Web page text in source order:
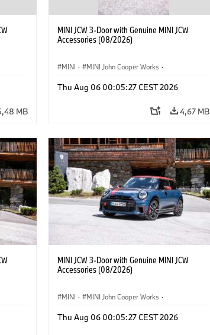
MB
MINI JCW 3-Door with Genuine MINI JCW
Accessories (08/2026)
MINI · MINI John Cooper Works ·
Doplňky na přání, příslušenství
Thu Aug 06 00:05:27 CEST 2026
4,67 MB
MINI JCW 3-Door with Genuine MINI JCW
Accessories (08/2026)
MINI · MINI John Cooper Works ·
Doplňky na přání, příslušenství
Thu Aug 06 00:05:27 CEST 2026